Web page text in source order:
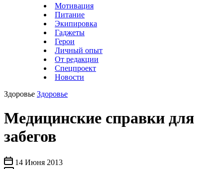
Мотивация
Питание
Экипировка
Гаджеты
Герои
Личный опыт
От редакции
Спецпроект
Новости
Здоровье Здоровье
Медицинские справки для
забегов
14 Июня 2013